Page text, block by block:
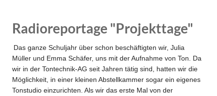
Radioreportage "Projekttage"
Das ganze Schuljahr über schon beschäftigten wir, Julia
Müller und Emma Schäfer, uns mit der Aufnahme von Ton. Da
wir in der Tontechnik-AG seit Jahren tätig sind, hatten wir die
Möglichkeit, in einer kleinen Abstellkammer sogar ein eigenes
Tonstudio einzurichten. Als wir das erste Mal von der